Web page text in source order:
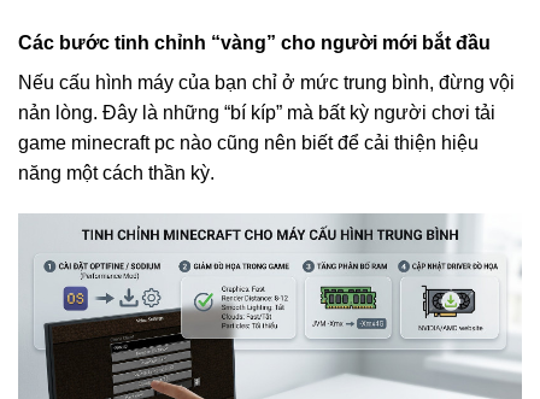
Các bước tinh chỉnh “vàng” cho người mới bắt đầu
Nếu cấu hình máy của bạn chỉ ở mức trung bình, đừng vội
nản lòng. Đây là những “bí kíp” mà bất kỳ người chơi tải
game minecraft pc nào cũng nên biết để cải thiện hiệu
năng một cách thần kỳ.